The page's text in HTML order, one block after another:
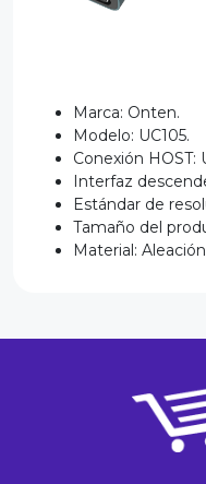
Marca: Onten.
Modelo: UC105.
Conexión HOST:
Interfaz
Estándar de
Tamaño del
Material: